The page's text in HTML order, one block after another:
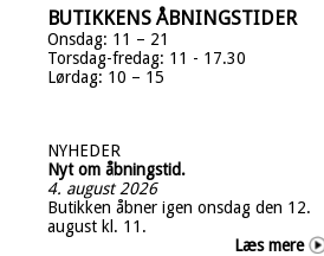
BUTIKKENS ÅBNINGSTIDER
Onsdag: 11 – 21
Torsdag-fredag: 11 - 17.30
Lørdag: 10 – 15
NYHEDER
Nyt om åbningstid.
4. august 2026
Butikken åbner igen onsdag den 12.
august kl. 11.
Læs mere